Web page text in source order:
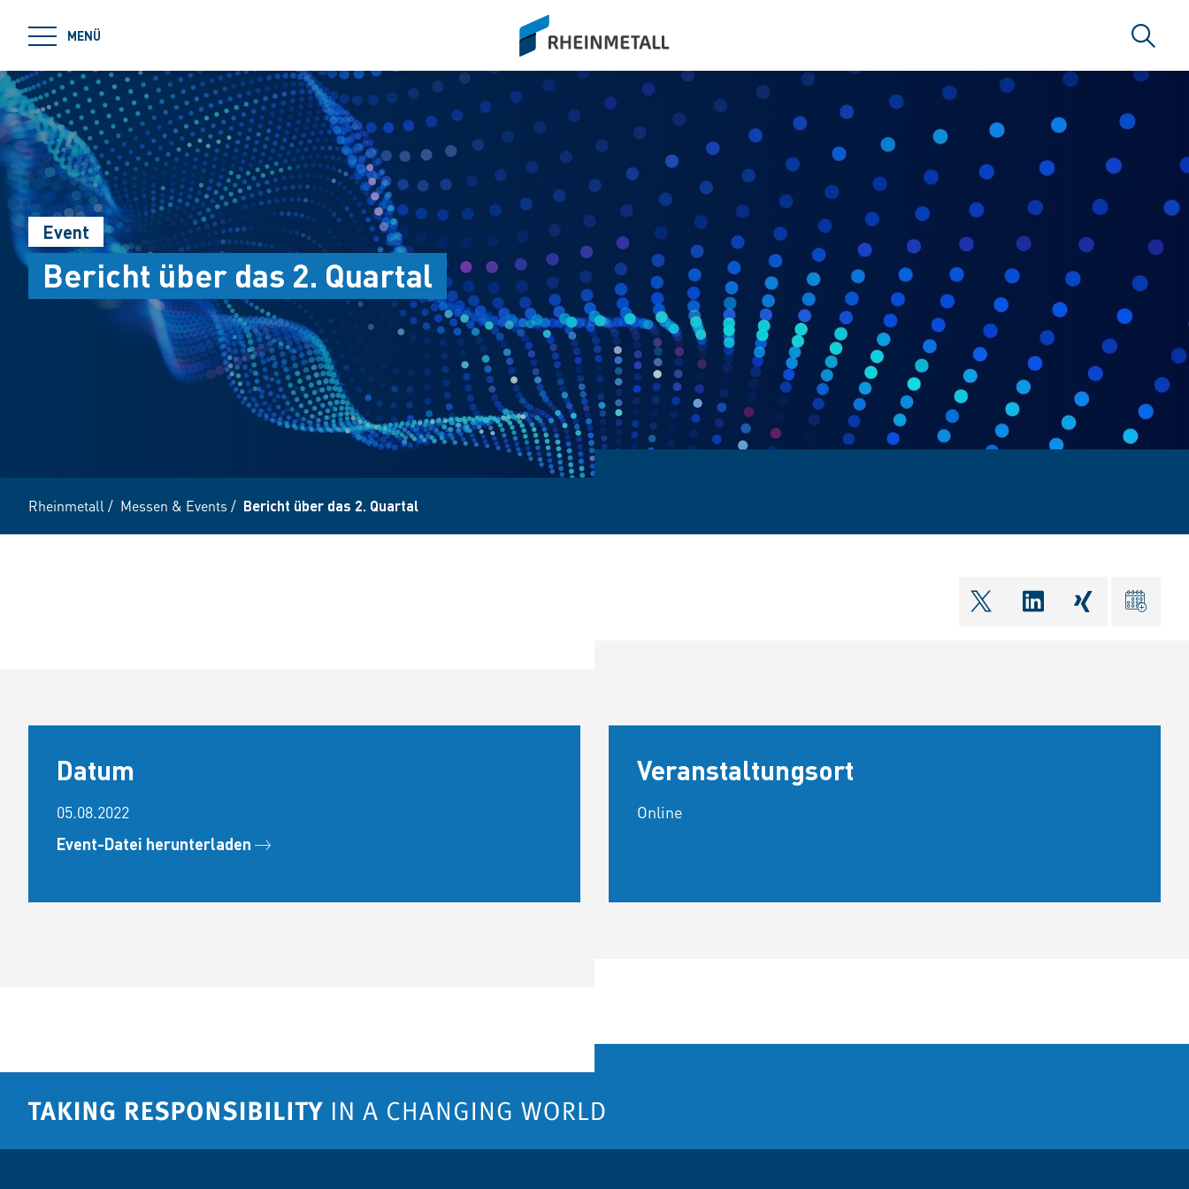
MENÜ
siteLogo
Suche
Event
Bericht über das 2. Quartal
Rheinmetall / Messen & Events / Bericht über das 2. Quartal
shareOntwitter
shareOnlinkedIn
ical
Datum
05.08.2022
Event-Datei herunterladen
Veranstaltungsort
Online